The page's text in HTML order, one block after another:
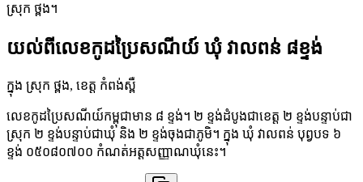
ស្រុក ថ្ពង។
យល់ពីលេខកូដប្រៃសណីយ៍ ឃុំ វាលពន់ ៨ខ្ទង់
ក្នុង ស្រុក ថ្ពង, ខេត្ត កំពង់ស្ពឺ
លេខកូដប្រៃសណីយ៍កម្ពុជាមាន ៨ ខ្ទង់។ ២ ខ្ទង់ដំបូងជាខេត្ត ២ ខ្ទង់បន្ទាប់ជា
ស្រុក ២ ខ្ទង់បន្ទាប់ជាឃុំ និង ២ ខ្ទង់ចុងជាភូមិ។ ក្នុង ឃុំ វាលពន់ បុព្វបទ ៦
ខ្ទង់ ០៥០៨០៧០០ កំណត់អត្តសញ្ញាណឃុំនេះ។